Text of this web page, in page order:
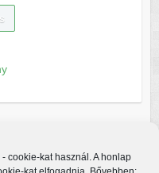
cookie-kat használ. A honlap